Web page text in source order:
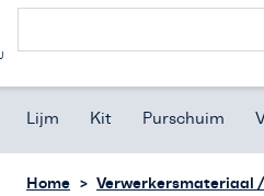
Hang- &
Onze
Lijm Kit Purschuim
Home
Verwerkersmateriaal